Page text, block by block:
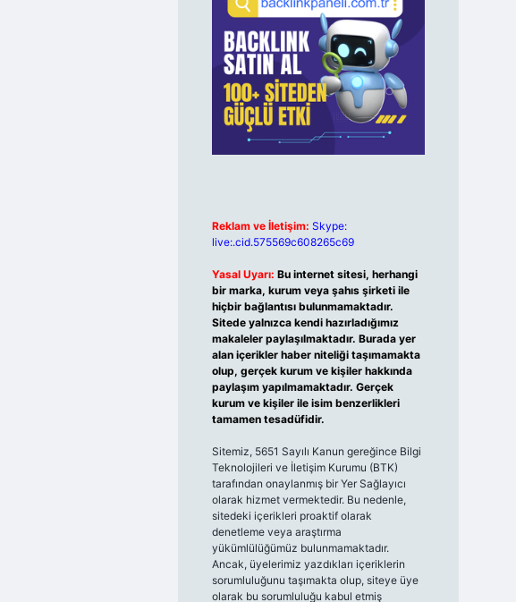
Reklam ve İletişim: Skype:
live:.cid.575569c608265c69
Yasal Uyarı: Bu internet sitesi, herhangi
bir marka, kurum veya şahıs şirketi ile
hiçbir bağlantısı bulunmamaktadır.
Sitede yalnızca kendi hazırladığımız
makaleler paylaşılmaktadır. Burada yer
alan içerikler haber niteliği taşımamakta
olup, gerçek kurum ve kişiler hakkında
paylaşım yapılmamaktadır. Gerçek
kurum ve kişiler ile isim benzerlikleri
tamamen tesadüfidir.
Sitemiz, 5651 Sayılı Kanun gereğince Bilgi
Teknolojileri ve İletişim Kurumu (BTK)
tarafından onaylanmış bir Yer Sağlayıcı
olarak hizmet vermektedir. Bu nedenle,
sitedeki içerikleri proaktif olarak
denetleme veya araştırma
yükümlülüğümüz bulunmamaktadır.
Ancak, üyelerimiz yazdıkları içeriklerin
sorumluluğunu taşımakta olup, siteye üye
olarak bu sorumluluğu kabul etmiş